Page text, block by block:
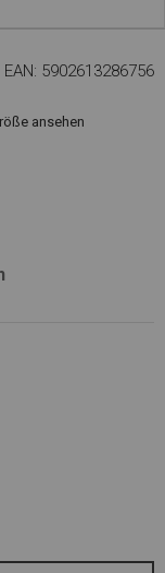
EAN: 5902613286756
ansehen